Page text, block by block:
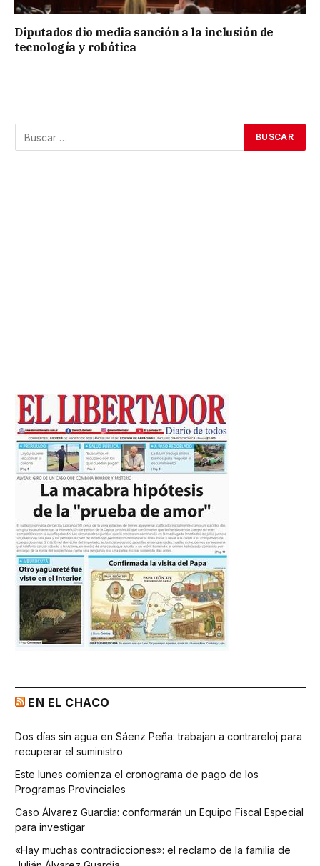
Diputados dio media sanción a la inclusión de
tecnología y robótica
EN EL CHACO
Dos días sin agua en Sáenz Peña: trabajan a contrareloj para
recuperar el suministro
Este lunes comienza el cronograma de pago de los
Programas Provinciales
Caso Álvarez Guardia: conformarán un Equipo Fiscal Especial
para investigar
«Hay muchas contradicciones»: el reclamo de la familia de